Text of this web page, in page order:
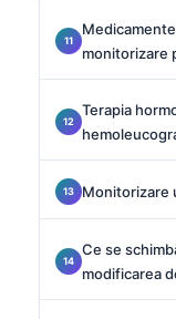
monitorizare
Terapia
Monitorizare
Ce se
modificarea